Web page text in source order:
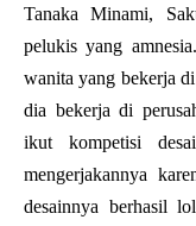
Tanaka Minami,
pelukis yang
wanita yang bekerja
dia bekerja di
ikut kompetisi
mengerjakannya
desainnya berhasil